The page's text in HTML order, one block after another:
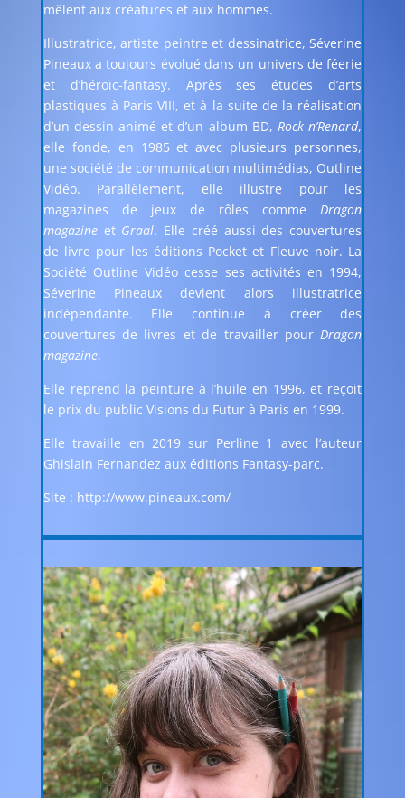
mêlent aux créatures et aux hommes.
Illustratrice, artiste peintre et dessinatrice, Séverine
Pineaux a toujours évolué dans un univers de féerie
et d’héroïc-fantasy. Après ses études d’arts
plastiques à Paris VIII, et à la suite de la réalisation
d’un dessin animé et d’un album BD,Rock n’Renard,
elle fonde, en 1985 et avec plusieurs personnes,
une société de communication multimédias, Outline
Vidéo. Parallèlement, elle illustre pour les
magazines de jeux de rôles commeDragon
magazineet Graal. Elle créé aussi des couvertures
de livre pour les éditions Pocket et Fleuve noir. La
Société Outline Vidéo cesse ses activités en 1994,
Séverine Pineaux devient alors illustratrice
indépendante. Elle continue à créer des
couvertures de livres et de travailler pourDragon
magazine.
Elle reprend la peinture à l’huile en 1996, et reçoit
le prix du public Visions du Futur à Paris en 1999.
Elle travaille en 2019 sur Perline 1 avec l’auteur
Ghislain Fernandez aux éditions Fantasy-parc.
Site : http://www.pineaux.com/